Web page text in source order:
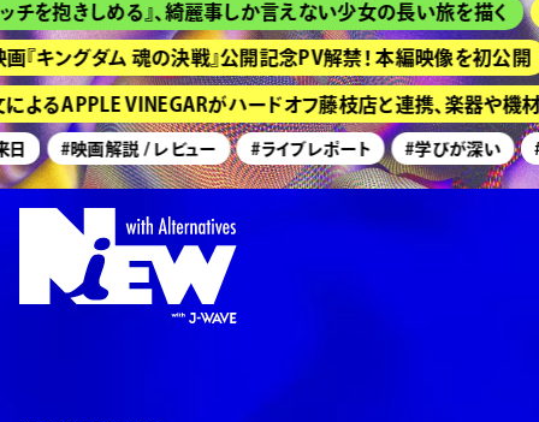
抱きしめる』、綺麗事しか言えない少女の長い旅を描く
ングダム 魂の決戦』公開記念PV解禁！ 本編映像を初公開
るAPPLE VINEGARがハードオフ藤枝店と連携、楽器や機材
#映画解説 / レビュー #ライブレポート #学びが深い #